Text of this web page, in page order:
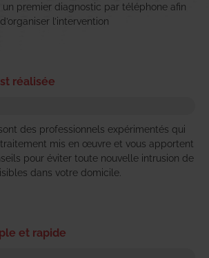
un premier diagnostic par téléphone afin
d’organiser l’intervention
réalisée
des professionnels expérimentés qui
mis en œuvre et vous apportent
pour éviter toute nouvelle intrusion de
dans votre domicile.
et rapide